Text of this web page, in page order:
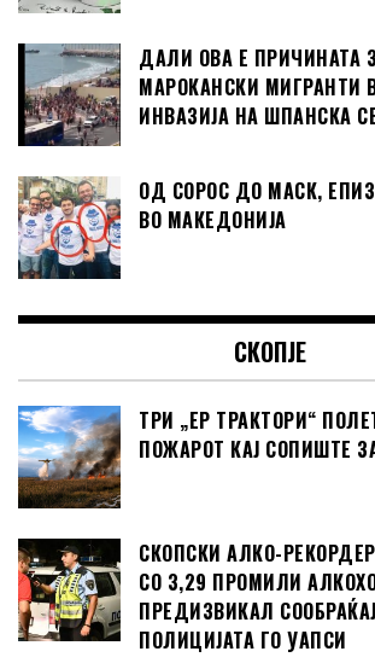
ДАЛИ ОВА Е ПРИЧИНАТА
МАРОКАНСКИ МИГРАНТИ
ИНВАЗИЈА НА ШПАНСКА
ОД СОРОС ДО МАСК,
ВО МАКЕДОНИЈА
СКОПЈЕ
ТРИ „ЕР ТРАКТОРИ“
ПОЖАРОТ КАЈ СОПИШТЕ
СКОПСКИ АЛКО-
СО 3,29 ПРОМИЛИ
ПРЕДИЗВИКАЛ
ПОЛИЦИЈАТА ГО УАПСИ